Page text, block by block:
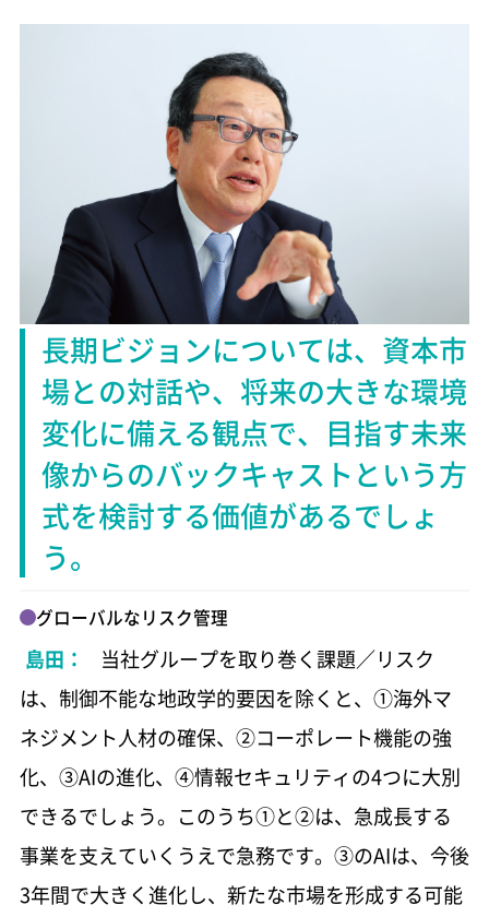
長期ビジョンについては、 資本市
場との対話や、将来の大きな環境
変化に備える観点で、目指す未来
像からのバックキャストという方
式を検討する価値があるでしょ
う。
グローバルなリスク管理
島田：
当社グループを取り巻く課題／リスク
は、制御不能な地政学的要因を除くと、①海外マ
ネジメント人材の確保、②コーポレート機能の強
化、③AIの進化、④情報セキュリティの4つに大別
できるでしょう。このうち①と②は、急成長する
事業を支えていくうえで急務です。③のAIは、今後
3年間で大きく進化し、新たな市場を形成する可能